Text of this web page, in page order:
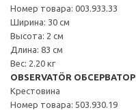
Номер товара: 003.933.33
Ширина: 30 см
Высота: 2 см
Длина: 83 см
Вес: 2.20 кг
OBSERVATÖR ОБСЕРВАТОР
Крестовина
Номер товара: 503.930.19